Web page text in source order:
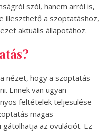
szól, hanem arról is,
illeszthető a szoptatáshoz,
aktuális állapotához.
nézet, hogy a szoptatás
Ennek van ugyan
feltételek teljesülése
magas
az ovulációt. Ez